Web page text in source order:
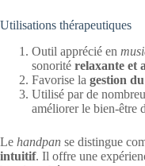
Utilisations thérapeutiques
Outil apprécié en
sonorité relaxante et
Favorise la gestion
Utilisé par de
améliorer le bien-être
Le handpan se distingue
intuitif. Il offre une